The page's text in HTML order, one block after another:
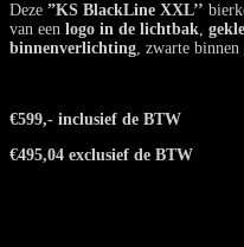
Deze ”KS BlackLine XXL’’
van een logo in de lichtbak,
binnenverlichting, zwarte binnen
€599,- inclusief de BTW
€495,04 exclusief de BTW